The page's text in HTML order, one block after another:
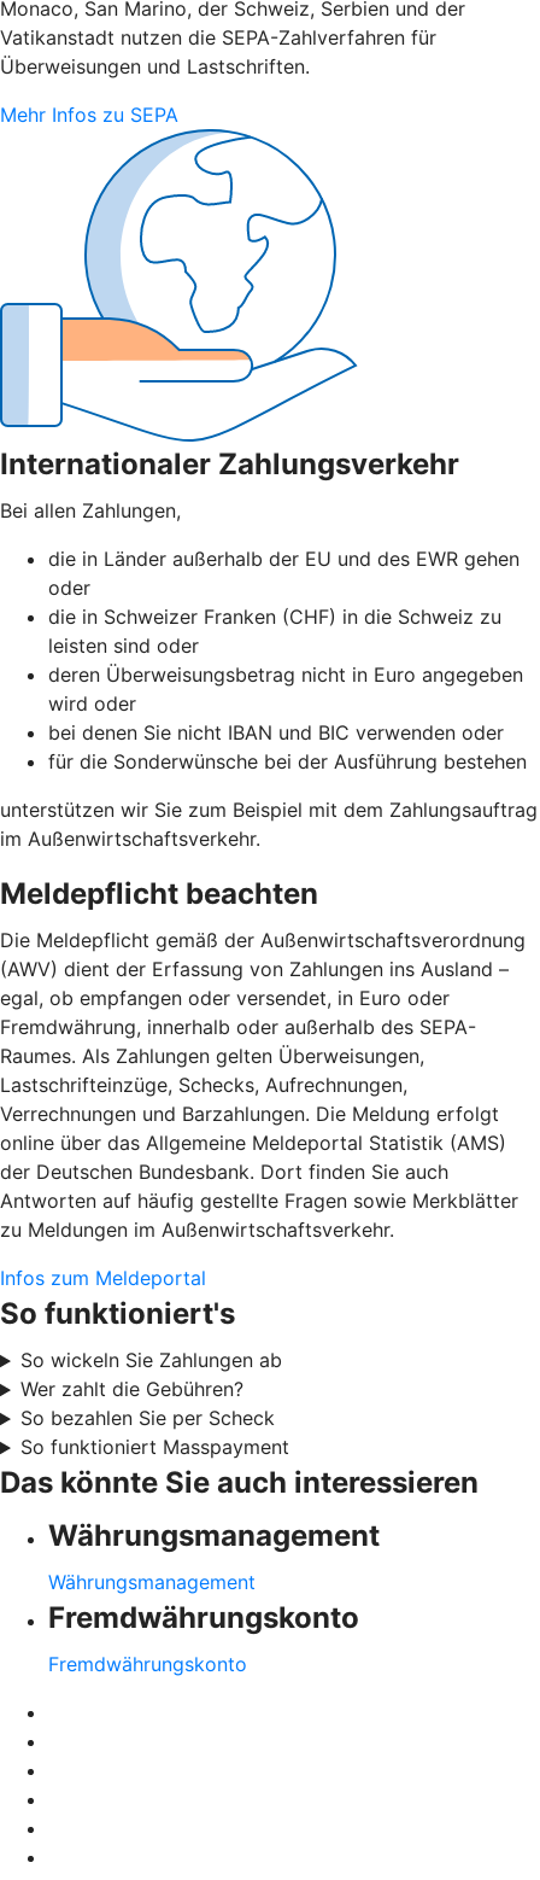
Monaco, San Marino, der Schweiz, Serbien und der
Vatikanstadt nutzen die SEPA-Zahlverfahren für
Überweisungen und Lastschriften.
Mehr Infos zu SEPA
Internationaler Zahlungsverkehr
Bei allen Zahlungen,
die in Länder außerhalb der EU und des EWR gehen
oder
die in Schweizer Franken (CHF) in die Schweiz zu
leisten sind oder
deren Überweisungsbetrag nicht in Euro angegeben
wird oder
bei denen Sie nicht IBAN und BIC verwenden oder
für die Sonderwünsche bei der Ausführung bestehen
unterstützen wir Sie zum Beispiel mit dem Zahlungsauftrag
im Außenwirtschaftsverkehr.
Meldepflicht beachten
Die Meldepflicht gemäß der Außenwirtschaftsverordnung
(AWV) dient der Erfassung von Zahlungen ins Ausland –
egal, ob empfangen oder versendet, in Euro oder
Fremdwährung, innerhalb oder außerhalb des SEPA-
Raumes. Als Zahlungen gelten Überweisungen,
Lastschrifteinzüge, Schecks, Aufrechnungen,
Verrechnungen und Barzahlungen. Die Meldung erfolgt
online über das Allgemeine Meldeportal Statistik (AMS)
der Deutschen Bundesbank. Dort finden Sie auch
Antworten auf häufig gestellte Fragen sowie Merkblätter
zu Meldungen im Außenwirtschaftsverkehr.
Infos zum Meldeportal
So funktioniert's
So wickeln Sie Zahlungen ab
Wer zahlt die Gebühren?
So bezahlen Sie per Scheck
So funktioniert Masspayment
Das könnte Sie auch interessieren
Währungsmanagement
Währungsmanagement
Fremdwährungskonto
Fremdwährungskonto